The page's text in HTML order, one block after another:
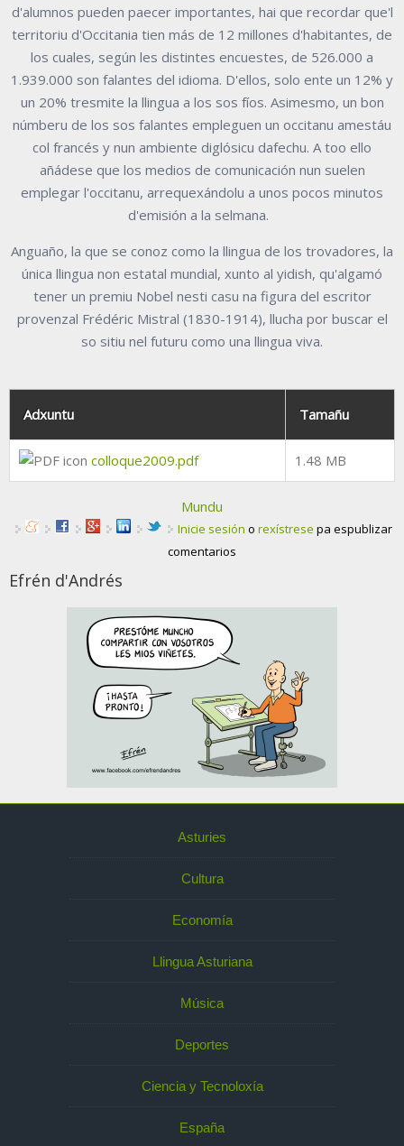
d'alumnos pueden paecer importantes, hai que recordar que'l
territoriu d'Occitania tien más de 12 millones d'habitantes, de
los cuales, según les distintes encuestes, de 526.000 a
1.939.000 son falantes del idioma. D'ellos, solo ente un 12% y
un 20% tresmite la llingua a los sos fíos. Asimesmo, un bon
númberu de los sos falantes empleguen un occitanu amestáu
col francés y nun ambiente diglósicu dafechu. A too ello
añádese que los medios de comunicación nun suelen
emplegar l'occitanu, arrequexándolu a unos pocos minutos
d'emisión a la selmana.
Anguaño, la que se conoz como la llingua de los trovadores, la
única llingua non estatal mundial, xunto al yidish, qu'algamó
tener un premiu Nobel nesti casu na figura del escritor
provenzal Frédéric Mistral (1830-1914), llucha por buscar el
so sitiu nel futuru como una llingua viva.
Adxuntu Tamañu
colloque2009.pdf 1.48 MB
Mundu
Inicie sesión o rexístrese pa espublizar
comentarios
Efrén d'Andrés
Asturies
Cultura
Economía
Llingua Asturiana
Música
Deportes
Ciencia y Tecnoloxía
España